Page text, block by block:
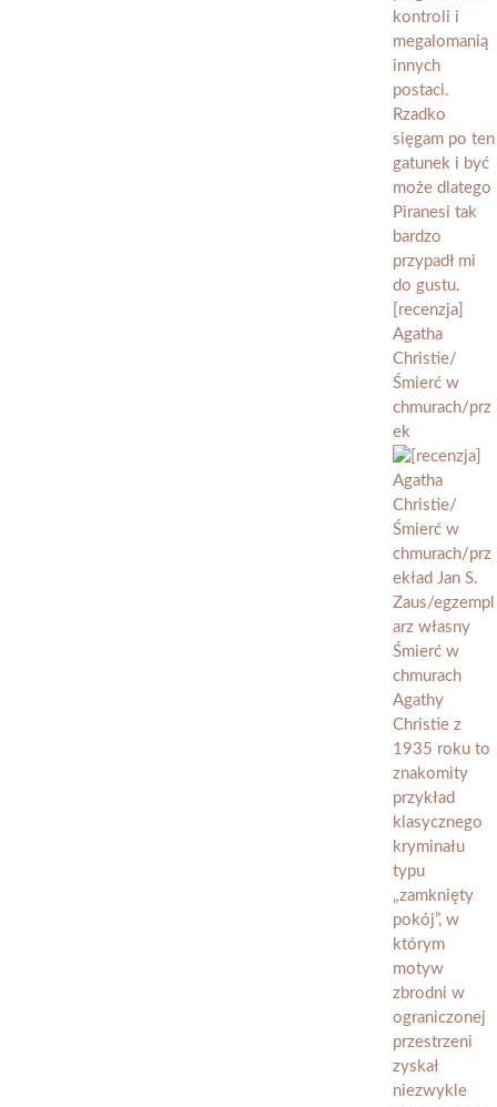
[recenzja]
Agatha
Christie/
Śmierć w
chmurach/prz
ek